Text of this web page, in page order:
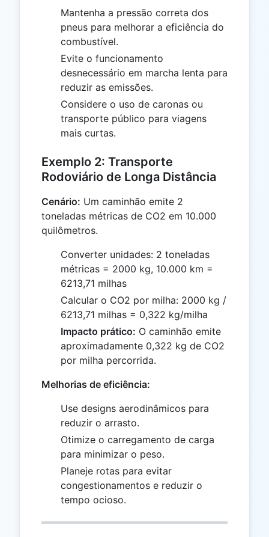
Mantenha a pressão correta dos
pneus para melhorar a eficiência do
combustível.
Evite o funcionamento
desnecessário em marcha lenta para
reduzir as emissões.
Considere o uso de caronas ou
transporte público para viagens
mais curtas.
Exemplo 2: Transporte
Rodoviário de Longa Distância
Cenário: Um caminhão emite 2
toneladas métricas de CO2 em 10.000
quilômetros.
Converter unidades: 2 toneladas
métricas = 2000 kg, 10.000 km =
6213,71 milhas
Calcular o CO2 por milha: 2000 kg /
6213,71 milhas = 0,322 kg/milha
Impacto prático: O caminhão emite
aproximadamente 0,322 kg de CO2
por milha percorrida.
Melhorias de eficiência:
Use designs aerodinâmicos para
reduzir o arrasto.
Otimize o carregamento de carga
para minimizar o peso.
Planeje rotas para evitar
congestionamentos e reduzir o
tempo ocioso.